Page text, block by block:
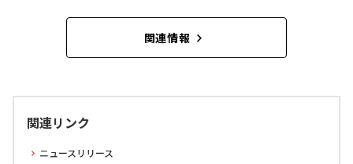
関連情報
関連リンク
ニュースリリース